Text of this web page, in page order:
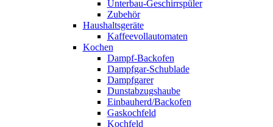
Unterbau-Geschirrspüler
Zubehör
Haushaltsgeräte
Kaffeevollautomaten
Kochen
Dampf-Backofen
Dampfgar-Schublade
Dampfgarer
Dunstabzugshaube
Einbauherd/Backofen
Gaskochfeld
Kochfeld